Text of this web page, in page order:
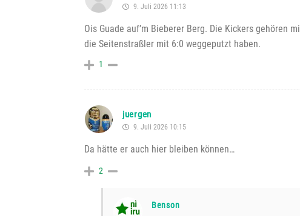
9. Juli 2026 11:13
Ois Guade auf’m Bieberer Berg. Die Kickers gehören
die Seitenstraßler mit 6:0 weggeputzt haben.
1
juergen
9. Juli 2026 10:15
Da hätte er auch hier bleiben können…
2
Benson